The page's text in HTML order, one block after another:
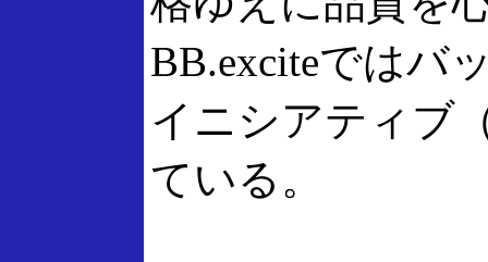
BB.exciteではバ
イニシアティブ
ている。